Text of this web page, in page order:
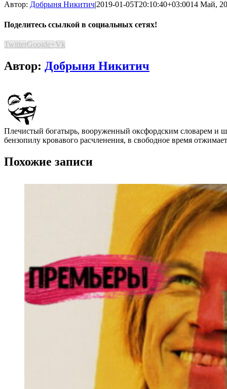
Автор: Добрыня Никитич|2019-01-05T20:10:40+03:0014 Май,
Поделитесь ссылкой в социальных сетях!
TwitterGoogle+Vk
Автор: Добрыня Никитич
Плечистый богатырь, вооруженный оксфордским словарем и
бензопилу кровавого расчленения, в свободное время
Похожие записи